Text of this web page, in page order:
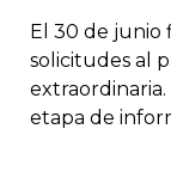
El 30 de junio
solicitudes al
etapa de